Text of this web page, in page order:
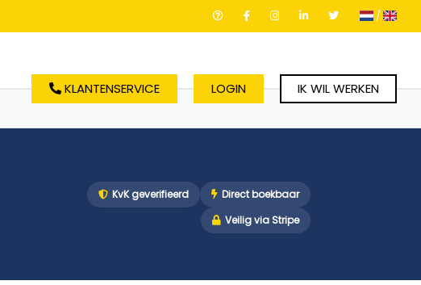
/
KLANTENSERVICE LOGIN IK WIL WERKEN
KvK geverifieerd
Direct boekbaar
Veilig via Stripe